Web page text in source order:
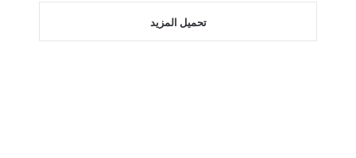
تحميل المزيد